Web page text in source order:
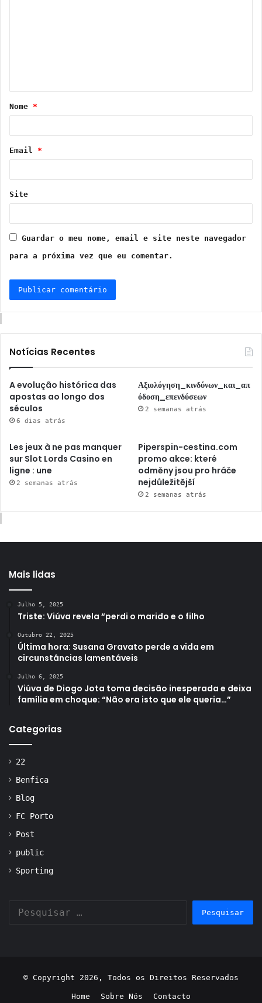
á
r
*
Nome *
Email *
Site
Guardar o meu nome, email e site neste navegador
para a próxima vez que eu comentar.
Notícias Recentes
A evolução histórica das
apostas ao longo dos
séculos
6 dias atrás
Αξιολόγηση_κινδύνων_και_απ
όδοση_επενδύσεων
2 semanas atrás
Les jeux à ne pas manquer
sur Slot Lords Casino en
ligne : une
2 semanas atrás
Piperspin-cestina.com
promo akce: které
odměny jsou pro hráče
nejdůležitější
2 semanas atrás
Mais lidas
Julho 5, 2025
Triste: Viúva revela “perdi o marido e o filho
Outubro 22, 2025
Última hora: Susana Gravato perde a vida em
circunstâncias lamentáveis
Julho 6, 2025
Viúva de Diogo Jota toma decisão inesperada e deixa
família em choque: “Não era isto que ele queria…”
Categorias
22
Benfica
Blog
FC Porto
Post
public
Sporting
por:
© Copyright 2026, Todos os Direitos Reservados
Home Sobre Nós Contacto